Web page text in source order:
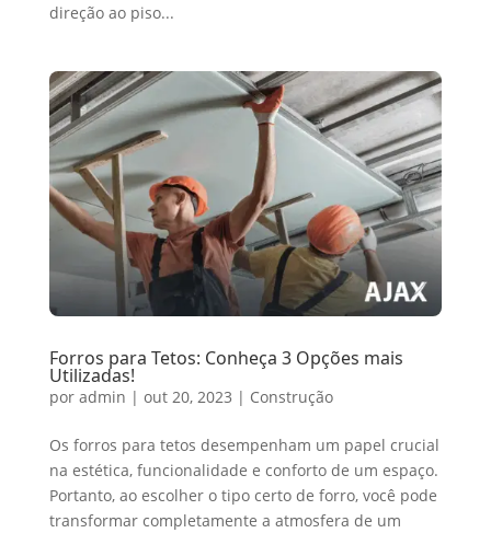
direção ao piso...
Forros para Tetos: Conheça 3 Opções mais
Utilizadas!
por admin | out 20, 2023 | Construção
Os forros para tetos desempenham um papel crucial
na estética, funcionalidade e conforto de um espaço.
Portanto, ao escolher o tipo certo de forro, você pode
transformar completamente a atmosfera de um